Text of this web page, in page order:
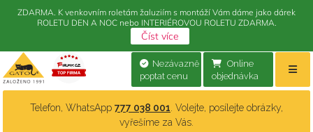
Online
objednávka
Nezávazně
poptat cenu
Telefon, WhatsApp 777 038 001 . Volejte, posílejte obrázky,
vyřešíme za Vás.
ZDARMA. K venkovním roletám žaluziím s montáží Vám dáme jako dárek
ROLETU DEN A NOC nebo INTERIÉROVOU ROLETU ZDARMA.
Číst více